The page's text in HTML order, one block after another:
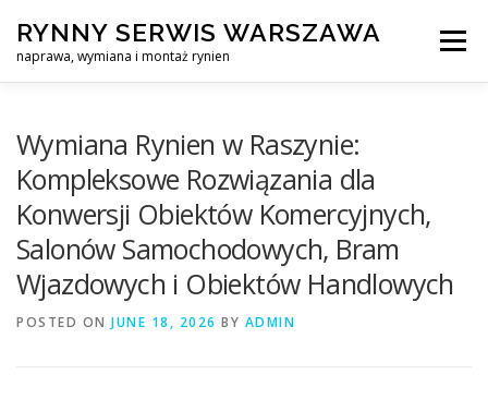
content
RYNNY SERWIS WARSZAWA
naprawa, wymiana i montaż rynien
Menu
SERWIS RYNNY WARSZAWA KONTAKT
Wymiana Rynien w Raszynie:
Kompleksowe Rozwiązania dla
Konwersji Obiektów Komercyjnych,
Salonów Samochodowych, Bram
Wjazdowych i Obiektów Handlowych
POSTED ON JUNE 18, 2026 BY ADMIN